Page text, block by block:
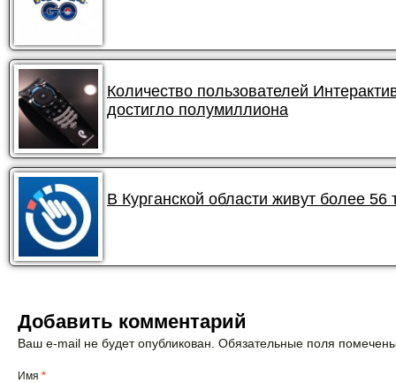
Количество пользователей
достигло полумиллиона
В Курганской области живут более
Добавить комментарий
Ваш e-mail не будет опубликован. Обязательные поля
Имя *